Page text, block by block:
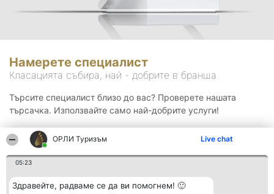
ОРЛИ Туризъм Live chat
05:23
Здравейте, радваме се да ви помогнем! 🙂
Намерете специалист
Класацията събира, най - добрите в бранша.
Търсите специалист близо до вас? Проверете нашата
търсачка. Използвайте само най-добрите услуги!